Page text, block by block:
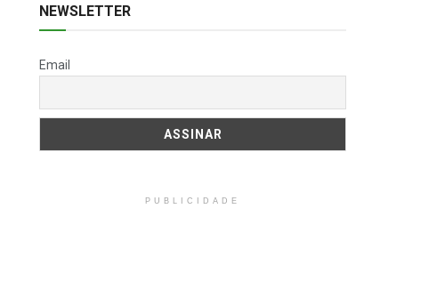
NEWSLETTER
Email
PUBLICIDADE